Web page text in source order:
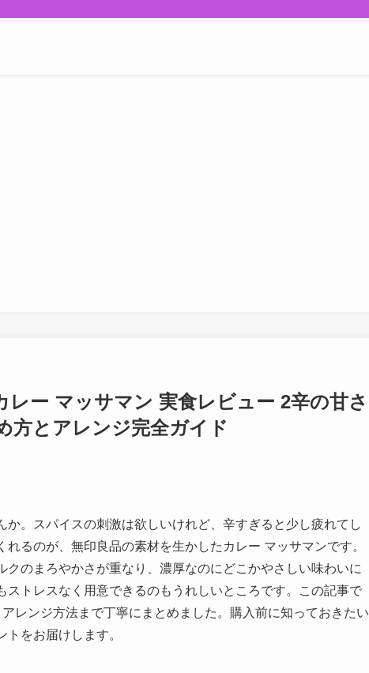
レー マッサマン 実食レビュー 2辛の甘さ
方とアレンジ完全ガイド
。スパイスの刺激は欲しいけれど、辛すぎると少し疲れてし
るのが、無印良品の素材を生かしたカレー マッサマンです。
のまろやかさが重なり、濃厚なのにどこかやさしい味わいに
ストレスなく用意できるのもうれしいところです。この記事で
レンジ方法まで丁寧にまとめました。購入前に知っておきたい
をお届けします。